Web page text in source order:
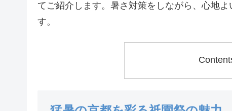
てご紹介します。暑さ対策をしながら、心地
す。